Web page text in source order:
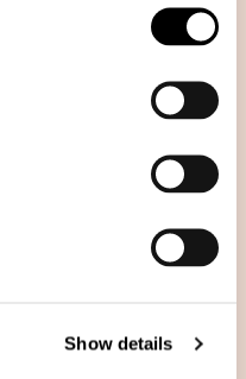
Show details